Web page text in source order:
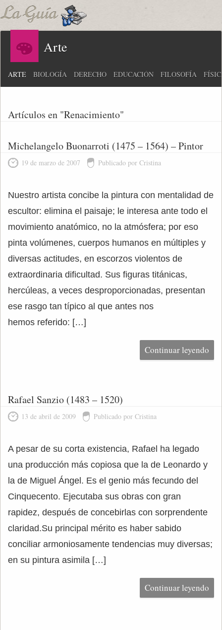
Arte
ARTE BIOLOGÍA DERECHO EDUCACIÓN FILOSOFÍA
Artículos en "Renacimiento"
Michelangelo Buonarroti (1475 – 1564) – Pintor
19 de marzo de 2007 Publicado por Cristina
Nuestro artista concibe la pintura con mentalidad de
escultor: elimina el paisaje; le interesa ante todo el
movimiento anatómico, no la atmósfera; por eso
pinta volúmenes, cuerpos humanos en múltiples y
diversas actitudes, en escorzos violentos de
extraordinaria dificultad. Sus figuras titánicas,
hercúleas, a veces desproporcionadas, presentan
ese rasgo tan típico al que antes nos
hemos referido: […]
Continuar leyendo
Rafael Sanzio (1483 – 1520)
13 de abril de 2009 Publicado por Cristina
A pesar de su corta existencia, Rafael ha legado
una producción más copiosa que la de Leonardo y
la de Miguel Ángel. Es el genio más fecundo del
Cinquecento. Ejecutaba sus obras con gran
rapidez, después de concebirlas con sorprendente
claridad.Su principal mérito es haber sabido
conciliar armoniosamente tendencias muy diversas;
en su pintura asimila […]
Continuar leyendo